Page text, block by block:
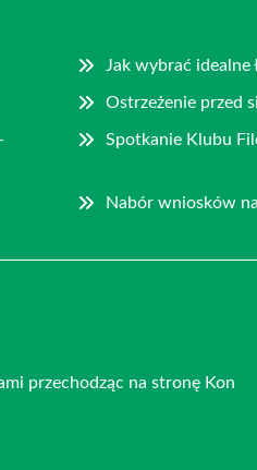
Jak wybrać idealne
Ostrzeżenie przed
Spotkanie Klubu
Nabór wniosków
przechodząc na stronę Kon